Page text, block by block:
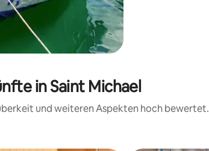
in Saint Michael
und weiteren Aspekten hoch bewertet.